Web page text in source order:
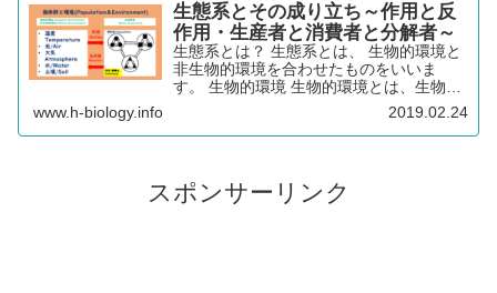
生態系とその成り立ち～作用と反
作用・生産者と消費者と分解者～
生態系とは？ 生態系とは、 生物的環境と
非生物的環境を合わせたものをいいま
す。 生物的環境 生物的環境とは、生物に
影響を与える 同種・異種の生物のことで
す。 非生物的環境 非生物的環境は以下の
5つです。 温度 光 水 大気 土壌 作用と反
www.h-biology.info 2019.02.24
スポンサーリンク